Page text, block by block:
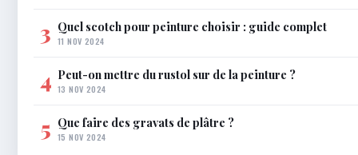
3 Quel scotch pour peinture choisir : guide complet
11 NOV 2024
4 Peut-on mettre du rustol sur de la peinture ?
13 NOV 2024
5 Que faire des gravats de plâtre ?
15 NOV 2024